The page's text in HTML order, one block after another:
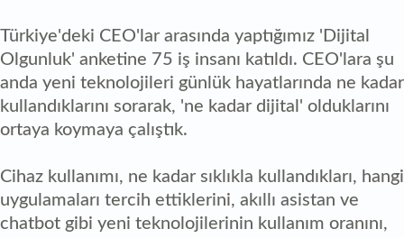
Türkiye'deki CEO'lar arasında yaptığımız 'Dijital
Olgunluk' anketine 75 iş insanı katıldı. CEO'lara şu
anda yeni teknolojileri günlük hayatlarında ne kadar
kullandıklarını sorarak, 'ne kadar dijital' olduklarını
ortaya koymaya çalıştık.
Cihaz kullanımı, ne kadar sıklıkla kullandıkları, hangi
uygulamaları tercih ettiklerini, akıllı asistan ve
chatbot gibi yeni teknolojilerinin kullanım oranını,